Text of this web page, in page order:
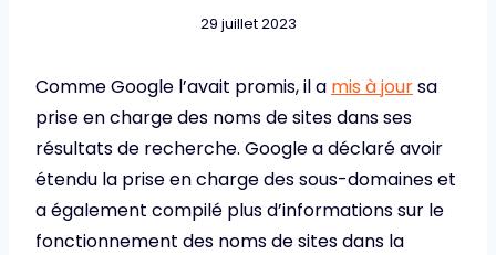
29 juillet 2023
Comme Google l’avait promis, il a mis à joursa
prise en charge des noms de sites dans ses
résultats de recherche. Google a déclaré avoir
étendu la prise en charge des sous-domaines et
a également compilé plus d’informations sur le
fonctionnement des noms de sites dans la